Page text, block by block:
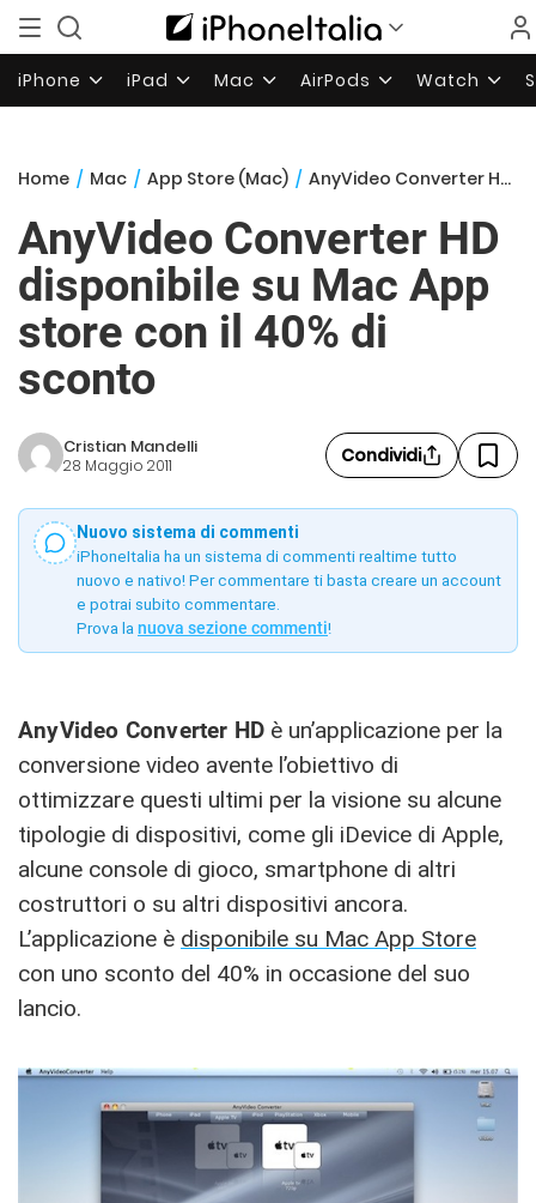
iPhone iPad Mac AirPods Watch
Home / Mac / App Store (Mac) / AnyVideo Converter HD disponibile su Mac App store con il 40% di sconto
AnyVideo Converter HD
disponibile su Mac App
store con il 40% di
sconto
Cristian Mandelli
28 Maggio 2011 Condividi
Nuovo sistema di commenti
iPhoneItalia ha un sistema di commenti realtime tutto
nuovo e nativo! Per commentare ti basta creare un account
e potrai subito commentare.
Prova la nuova sezione commenti!
AnyVideo Converter HD è un’applicazione per la
conversione video avente l’obiettivo di
ottimizzare questi ultimi per la visione su alcune
tipologie di dispositivi, come gli iDevice di Apple,
alcune console di gioco, smartphone di altri
costruttori o su altri dispositivi ancora.
L’applicazione è disponibile su Mac App Store
con uno sconto del 40% in occasione del suo
lancio.